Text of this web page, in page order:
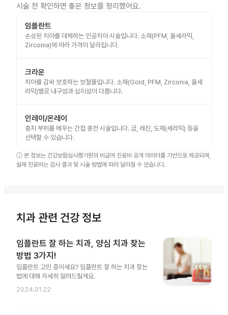
시술 전 확인하면 좋은 정보를 정리했어요.
임플란트
손상된 치아를 대체하는 인공치아 시술입니다. 소재(PFM, 올세라믹,
Zirconia)에 따라 가격이 달라집니다.
크라운
치아를 감싸 보호하는 보철물입니다. 소재(Gold, PFM, Zirconia, 올세
라믹)별로 내구성과 심미성이 다릅니다.
인레이/온레이
충치 부위를 메우는 간접 충전 시술입니다. 금, 레진, 도재(세라믹) 등을
선택할 수 있습니다.
ⓘ 본 정보는 건강보험심사평가원의 비급여 진료비 공개 데이터를 기반으로 제공되며,
실제 진료비는 검사 결과 및 시술 방법에 따라 달라질 수 있습니다.
치과 관련 건강 정보
임플란트 잘 하는 치과, 양심 치과 찾는
방법 3가지!
임플란트 고민 중이세요? 임플란트 잘 하는 치과 찾는
법에 대해 자세히 알려드릴게요.
2024.01.22